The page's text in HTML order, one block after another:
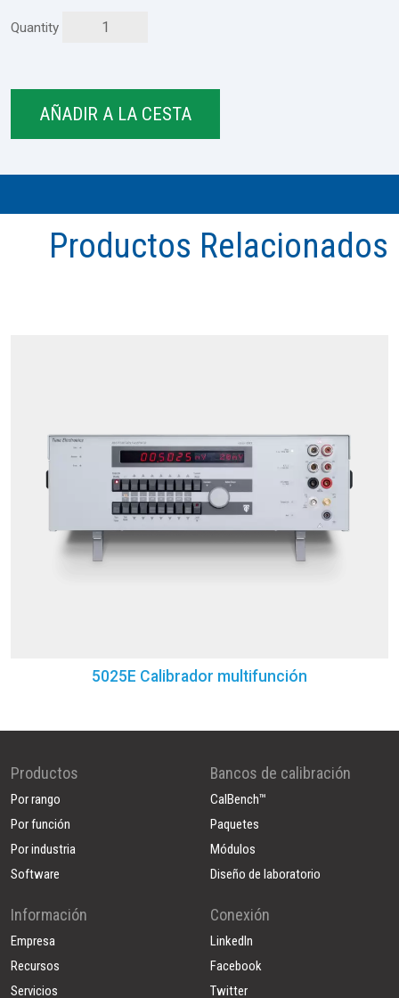
Quantity
Productos Relacionados
5025E Calibrador multifunción
Productos
Por rango
Por función
Por industria
Software
Bancos de calibración
CalBench™
Paquetes
Módulos
Diseño de laboratorio
Información
Empresa
Recursos
Servicios
Conexión
LinkedIn
Facebook
Twitter